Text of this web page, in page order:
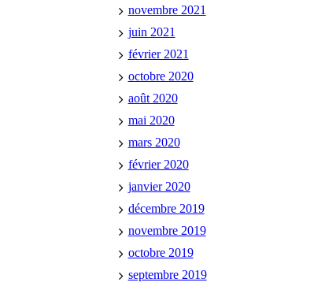
novembre 2021
juin 2021
février 2021
octobre 2020
août 2020
mai 2020
mars 2020
février 2020
janvier 2020
décembre 2019
novembre 2019
octobre 2019
septembre 2019